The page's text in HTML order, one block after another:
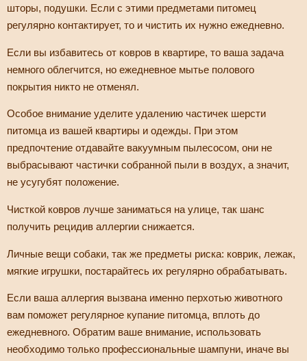
шторы, подушки. Если с этими предметами питомец
регулярно контактирует, то и чистить их нужно ежедневно.
Если вы избавитесь от ковров в квартире, то ваша задача
немного облегчится, но ежедневное мытье полового
покрытия никто не отменял.
Особое внимание уделите удалению частичек шерсти
питомца из вашей квартиры и одежды. При этом
предпочтение отдавайте вакуумным пылесосом, они не
выбрасывают частички собранной пыли в воздух, а значит,
не усугубят положение.
Чисткой ковров лучше заниматься на улице, так шанс
получить рецидив аллергии снижается.
Личные вещи собаки, так же предметы риска: коврик, лежак,
мягкие игрушки, постарайтесь их регулярно обрабатывать.
Если ваша аллергия вызвана именно перхотью животного
вам поможет регулярное купание питомца, вплоть до
ежедневного. Обратим ваше внимание, использовать
необходимо только профессиональные шампуни, иначе вы